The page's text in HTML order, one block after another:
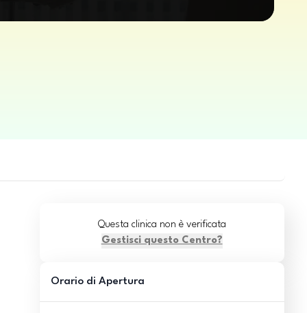
Questa clinica non è verificata
Gestisci questo Centro?
Orario di Apertura